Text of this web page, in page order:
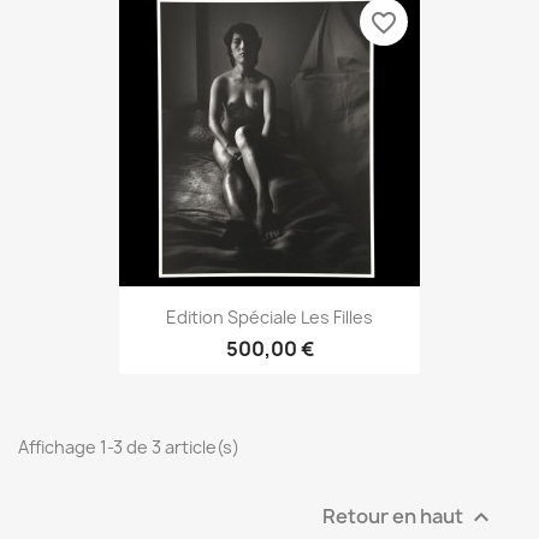
Edition Spéciale Les Filles
500,00 €
favorite_border
Affichage 1-3 de 3 article(s)
Retour en haut 